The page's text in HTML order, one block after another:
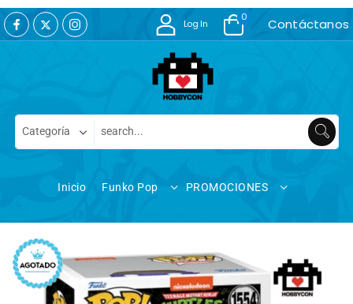
Log In
0 Contáctanos
Inicio Funko Pop PROMOCIONES